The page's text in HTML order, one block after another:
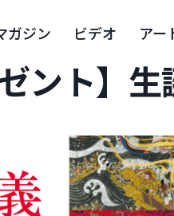
ガジン ビデオ アー
ント】